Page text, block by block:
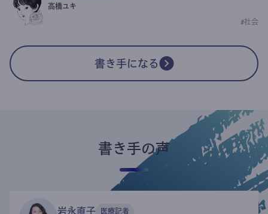
高橋ユキ
#社会
書き手になる
書き手の声
岩永直子 医療記者